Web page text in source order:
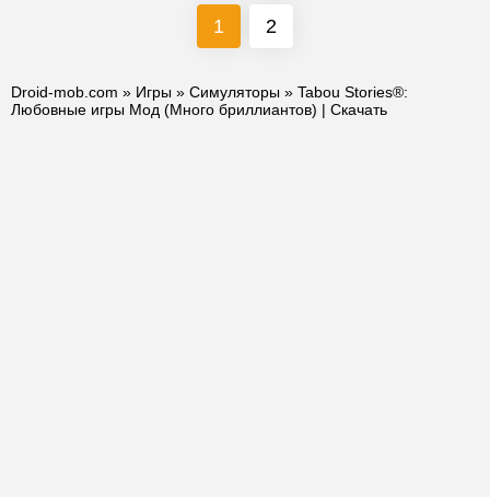
1 2
Droid-mob.com » Игры » Симуляторы » Tabou Stories®:
Любовные игры Мод (Много бриллиантов) | Скачать